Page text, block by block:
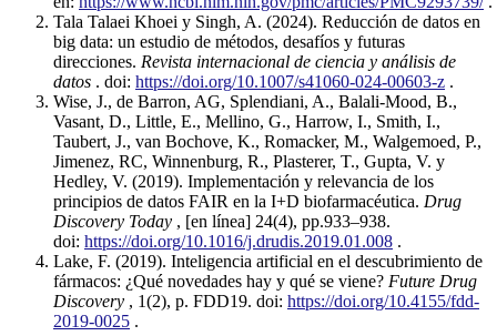
Tala Talaei Khoei y Singh, A. (2024). Reducción de datos en
big data: un estudio de métodos, desafíos y futuras
direcciones. Revista internacional de ciencia y análisis de
datos . doi: https://doi.org/10.1007/s41060-024-00603-z .
Wise, J., de Barron, AG, Splendiani, A., Balali-Mood, B.,
Vasant, D., Little, E., Mellino, G., Harrow, I., Smith, I.,
Taubert, J., van Bochove, K., Romacker, M., Walgemoed, P.,
Jimenez, RC, Winnenburg, R., Plasterer, T., Gupta, V. y
Hedley, V. (2019). Implementación y relevancia de los
principios de datos FAIR en la I+D biofarmacéutica. Drug
Discovery Today , [en línea] 24(4), pp.933–938.
doi: https://doi.org/10.1016/j.drudis.2019.01.008 .
Lake, F. (2019). Inteligencia artificial en el descubrimiento de
fármacos: ¿Qué novedades hay y qué se viene? Future Drug
Discovery , 1(2), p. FDD19. doi: https://doi.org/10.4155/fdd-
2019-0025 .